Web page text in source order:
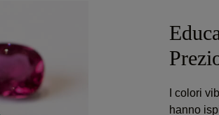
I colori
hanno